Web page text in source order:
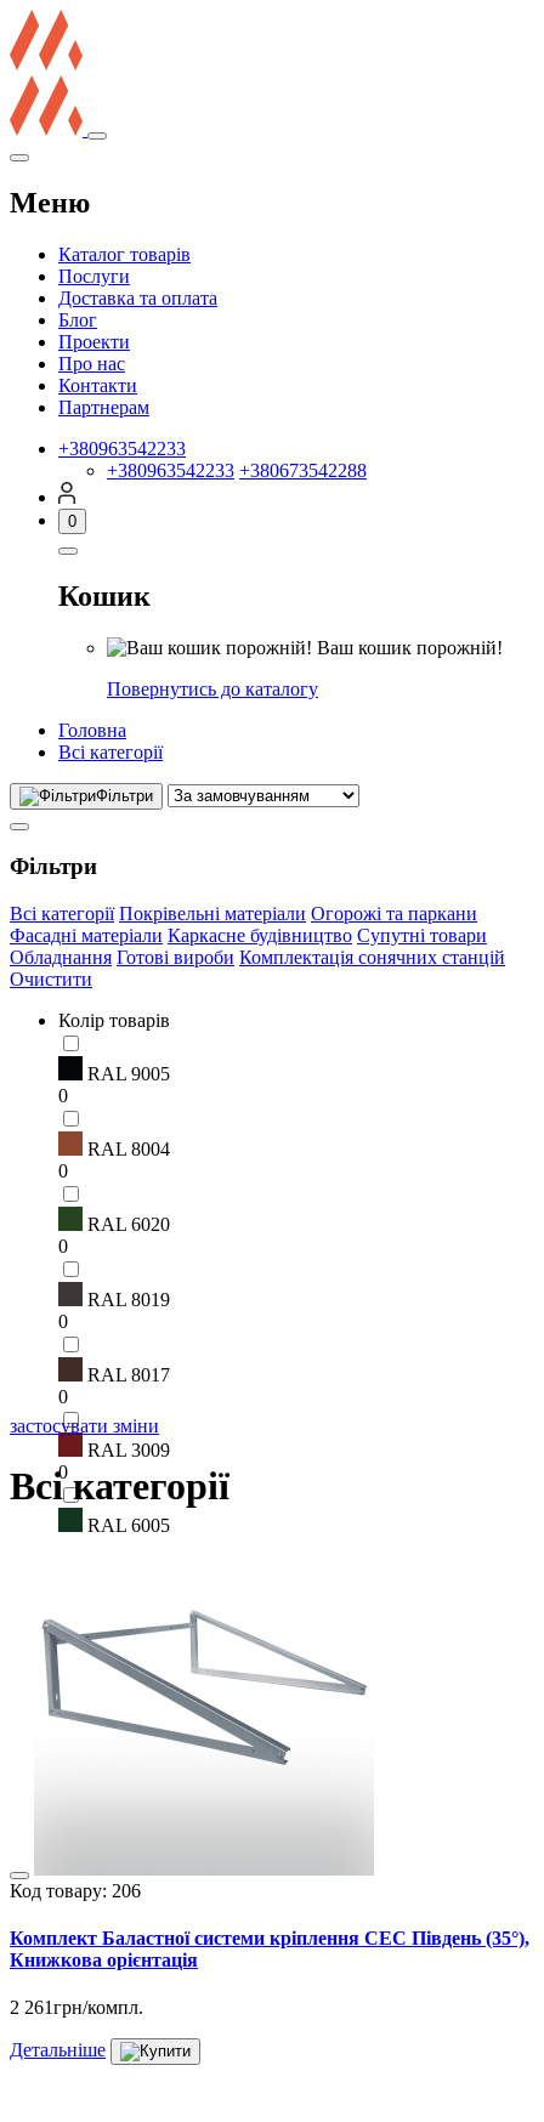
Меню
Каталог товарів
Послуги
Доставка та оплата
Блог
Проекти
Про нас
Контакти
Партнерам
+380963542233
+380963542233 +380673542288
0
Кошик
Ваш кошик порожній!
Повернутись до каталогу
Головна
Всі категорії
Фільтри
Фільтри
Всі категорії Покрівельні матеріали Огорожі та паркани
Фасадні матеріали Каркасне будівництво Супутні товари
Обладнання Готові вироби Комплектація сонячних станцій
Очистити
Колір товарів
RAL 9005
0
RAL 8004
0
RAL 6020
0
RAL 8019
0
RAL 8017
0
RAL 3009
0
RAL 6005
0
RAL 7024
0
застосувати зміни
Всі категорії
Код товару: 206
Комплект Баластної системи кріплення СЕС Південь (35°),
Книжкова орієнтація
2 261грн/компл.
Детальніше